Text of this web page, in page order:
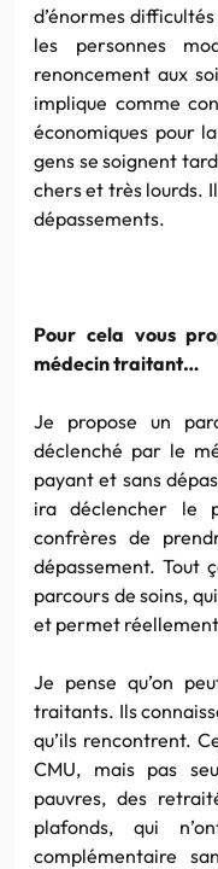
d’énormes
les personnes
renoncement aux
implique comme
économiques pour
gens se soignent
chers et très lourds.
dépassements.
Pour cela vous
médecin traitant…
Je propose un
déclenché par le
payant et sans
ira déclencher le
confrères de
dépassement. Tout
parcours de soins,
et permet
Je pense qu’on
traitants. Ils
qu’ils rencontrent.
CMU, mais pas
pauvres, des
plafonds, qui
complémentaire